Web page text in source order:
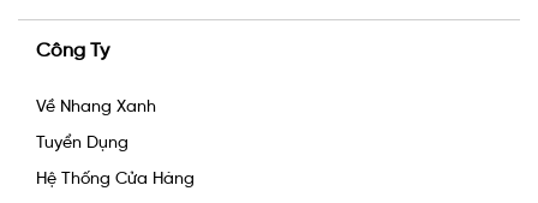
Công Ty
Về Nhang Xanh
Tuyển Dụng
Hệ Thống Cửa Hàng